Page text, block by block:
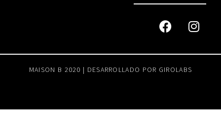
MAISON B 2020 | DESARROLLADO POR GIROLABS